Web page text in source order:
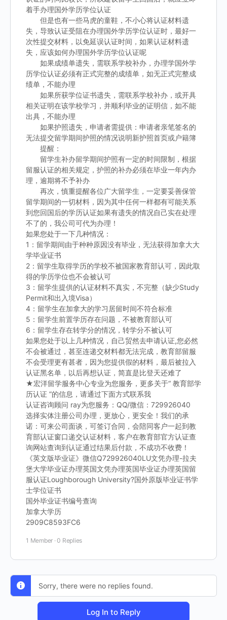
着手办理国外学历学位认证
但是也有一些马虎的童鞋，不小心将认证材料遗
失，导致认证受阻在办理国外学历学位认证时，最好一
次性提交材料，以免延误认证时间，如果认证材料遗
失，应该如何办理国外学历学位认证呢
如果成绩单遗失，需联系学校补办，办理学国外学
历学位认证必须有正式完整的成绩单，如无正式完整成
绩单，不能办理
如果所获学位证书遗失，需联系学校补办，或开具
相关证明在该学校学习，并顺利毕业的证明信，如不能
出具，不能办理
如果护照遗失，申请者需提供：申请者亲笔签名的
无法提交留学期间护照的情况说明新护照首页或户籍簿
提醒：
留学生补办留学期间护照有一定的时间限制，根据
留服认证的相关规定，护照的补办必须在毕业一年内办
理，逾期将不予补办
再次，慎重提醒各位广大留学生，一定要妥善保管
留学期间的一切材料，因为其中任何一样都有可能关系
到您回国后的学历认证如果有遗失的情况自己实在处理
不了的，我公司可代为办理！
如果您处于一下几种情况：
1：留学期间由于种种原因没有毕业，无法获得加拿大大
学毕业证书
2：留学生取得学历的学校不被国家教育部认可，因此取
得的学历学位也不会被认可
3：留学生提供的认证材料不真实，不完整（缺少Study
Permit和出入境Visa）
4：留学生在加拿大的学习居留时间不符合标准
5：留学生前置学历存在问题，不被教育部认可
6：留学生存在转学分的情况，转学分不被认可
如果您处于以上几种情况，自己贸然去申请认证,您必然
不会被通过，甚至连递交材料都无法完成，教育部留服
不会受理更有甚者，因为您提供假的材料，最后被拉入
认证黑名单，以后再想认证，简直是比登天还难了
★宏洋留学服务中心专业为您服务，更多关于“ 教育部学
历认证 ”的信息，请通过下面方式联系我
认证咨询顾问 ray为您服务：QQ/微信：729926040
选择实体注册公司办理，更放心，更安全！我们的承
诺：可来公司面谈，可签订合同，会陪同客户一起到教
育部认证窗口递交认证材料，客户在教育部官方认证查
询网站查询到认证通过结果后付款，不成功不收费！
《英文版毕业证》微信Q729926040LU文凭办理-拉夫
堡大学毕业证办理英国文凭办理英国毕业证办理英国留
服认证Loughborough University?国外原版毕业证书学
士学位证书
国外毕业证书编号查询
加拿大学历
2909C8593FC6
1 Member ·0 Replies
Sorry, there were no replies found.
Log In to Reply